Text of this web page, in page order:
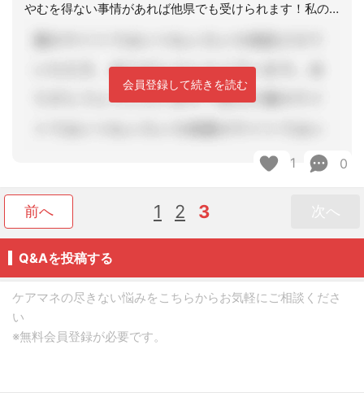
やむを得ない事情があれば他県でも受けられます！私の同僚が同じ経験をして他県で受講
会員登録して続きを読む
1 0
前へ 1 2 3 次へ
Q&Aを投稿する